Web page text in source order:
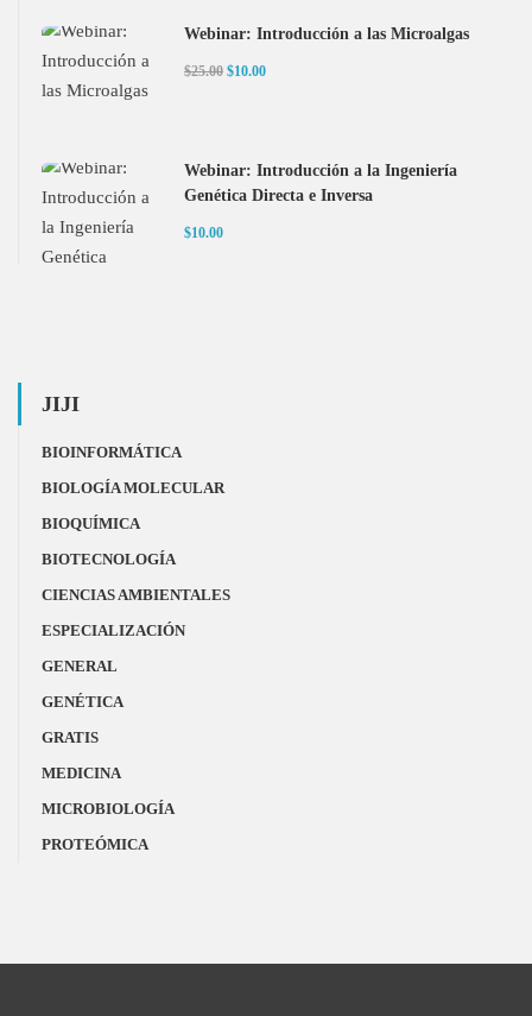
Webinar: Introducción a las Microalgas
$25.00 $10.00
Webinar: Introducción a la Ingeniería
Genética Directa e Inversa
$10.00
JIJI
BIOINFORMÁTICA
BIOLOGÍA MOLECULAR
BIOQUÍMICA
BIOTECNOLOGÍA
CIENCIAS AMBIENTALES
ESPECIALIZACIÓN
GENERAL
GENÉTICA
GRATIS
MEDICINA
MICROBIOLOGÍA
PROTEÓMICA